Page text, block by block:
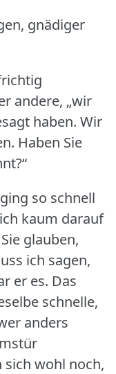
gnädiger
andere, „wir
haben. Wir
Haben Sie
so schnell
kaum darauf
glauben,
ich sagen,
er es. Das
schnelle,
anders
sich wohl noch,